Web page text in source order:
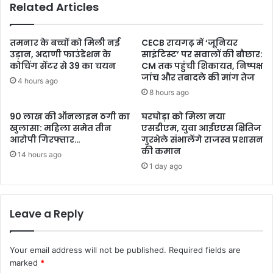
Related Articles
तमनार के बच्चों को मिली नई
उड़ान, अदाणी फाउंडेशन के
कोचिंग सेंटर से 39 का चयन
4 hours ago
CECB रायगढ़ में ‘जूनियर
साइंटिस्ट’ पर सवालों की बौछार:
CM तक पहुंची शिकायत, निष्पक्ष
जांच और तबादले की मांग तेज
8 hours ago
90 लाख की ऑनलाइन ठगी का
खुलासा: महिला समेत तीन
आरोपी गिरफ्तार…
14 hours ago
घरघोड़ा को मिला नया
एसडीएम, युवा आईएएस क्षितिज
गुरभेले संभालेंगे राजस्व प्रशासन
की कमान
1 day ago
Leave a Reply
Your email address will not be published. Required fields are
marked *